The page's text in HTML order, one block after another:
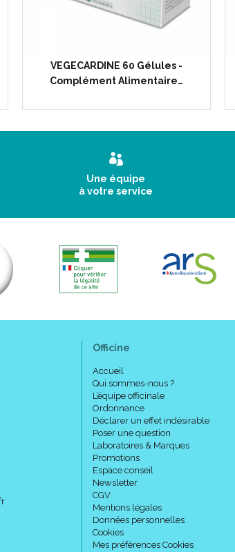
VEGECARDINE 60 Gélules -
Complément Alimentaire…
Une équipe
à votre service
Officine
Accueil
Qui sommes-nous ?
L’équipe officinale
Ordonnance
Déclarer un effet indésirable
Poser une question
Laboratoires & Marques
Promotions
Espace conseil
Newsletter
CGV
Mentions légales
Données personnelles
Cookies
Mes préférences Cookies